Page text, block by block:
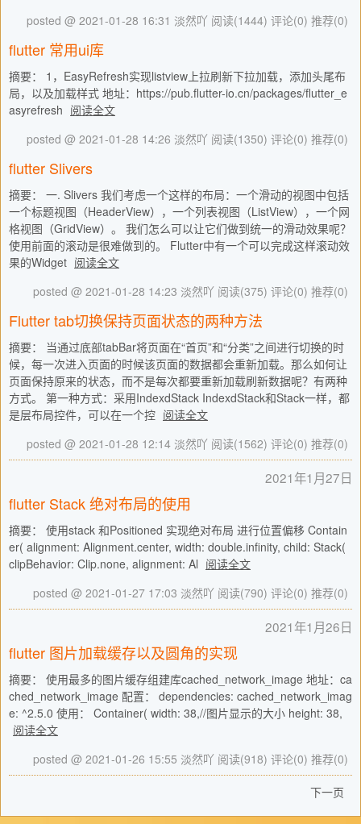
posted @ 2021-01-28 16:31 淡然吖 阅读(1444) 评论(0) 推荐(0)
flutter 常用ui库
摘要： 1，EasyRefresh实现listview上拉刷新下拉加载，添加头尾布
局，以及加载样式 地址：https://pub.flutter-io.cn/packages/flutter_e
asyrefresh 阅读全文
posted @ 2021-01-28 14:26 淡然吖 阅读(1350) 评论(0) 推荐(0)
flutter Slivers
摘要： 一. Slivers 我们考虑一个这样的布局：一个滑动的视图中包括
一个标题视图（HeaderView），一个列表视图（ListView），一个网
格视图（GridView）。 我们怎么可以让它们做到统一的滑动效果呢？
使用前面的滚动是很难做到的。 Flutter中有一个可以完成这样滚动效
果的Widget 阅读全文
posted @ 2021-01-28 14:23 淡然吖 阅读(375) 评论(0) 推荐(0)
Flutter tab切换保持页面状态的两种方法
摘要： 当通过底部tabBar将页面在“首页”和“分类”之间进行切换的时
候，每一次进入页面的时候该页面的数据都会重新加载。那么如何让
页面保持原来的状态，而不是每次都要重新加载刷新数据呢？有两种
方式。 第一种方式：采用IndexdStack IndexdStack和Stack一样，都
是层布局控件，可以在一个控 阅读全文
posted @ 2021-01-28 12:14 淡然吖 阅读(1562) 评论(0) 推荐(0)
2021年1月27日
flutter Stack 绝对布局的使用
摘要： 使用stack 和Positioned 实现绝对布局 进行位置偏移 Contain
er( alignment: Alignment.center, width: double.infinity, child: Stack(
clipBehavior: Clip.none, alignment: Al 阅读全文
posted @ 2021-01-27 17:03 淡然吖 阅读(790) 评论(0) 推荐(0)
2021年1月26日
flutter 图片加载缓存以及圆角的实现
摘要： 使用最多的图片缓存组建库cached_network_image 地址：ca
ched_network_image 配置： dependencies: cached_network_imag
e: ^2.5.0 使用： Container( width: 38,//图片显示的大小 height: 38,
阅读全文
posted @ 2021-01-26 15:55 淡然吖 阅读(918) 评论(0) 推荐(0)
下一页